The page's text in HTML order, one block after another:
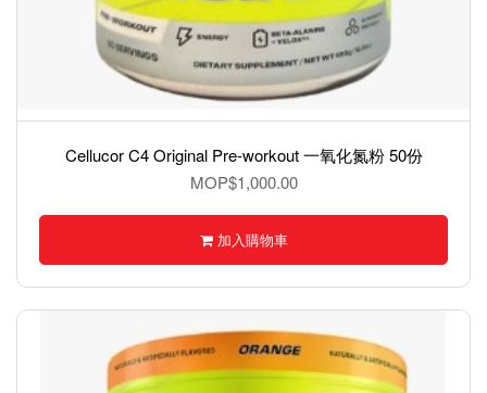
Cellucor C4 Original Pre-workout 一氧化氮粉 50份
MOP$1,000.00
加入購物車